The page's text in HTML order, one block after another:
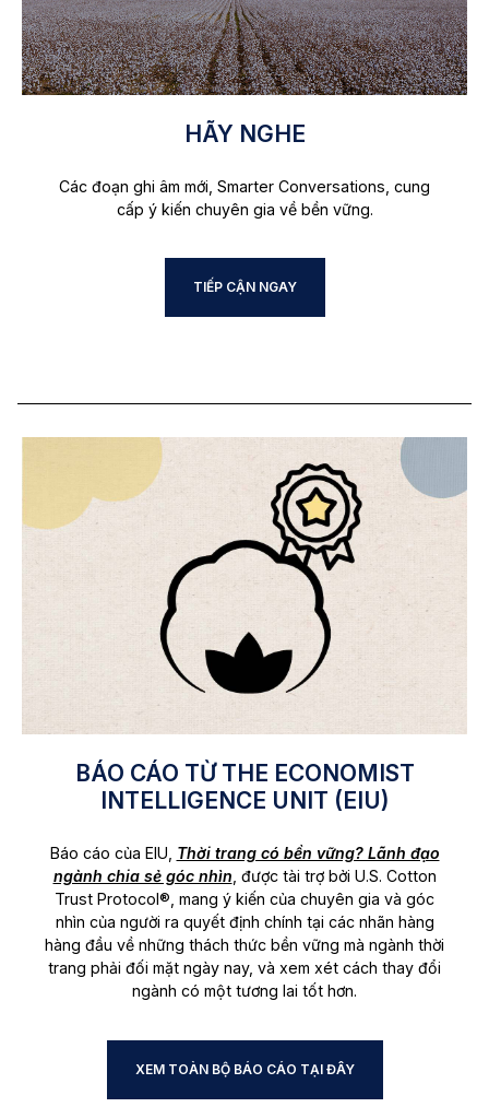
HÃY NGHE
Các đoạn ghi âm mới, Smarter Conversations, cung
cấp ý kiến chuyên gia về bền vững.
TIẾP CẬN NGAY
BÁO CÁO TỪ THE ECONOMIST
INTELLIGENCE UNIT (EIU)
Báo cáo của EIU, Thời trang có bền vững? Lãnh đạo
ngành chia sẻ góc nhìn , được tài trợ bởi U.S. Cotton
Trust Protocol®, mang ý kiến của chuyên gia và góc
nhìn của người ra quyết định chính tại các nhãn hàng
hàng đầu về những thách thức bền vững mà ngành thời
trang phải đối mặt ngày nay, và xem xét cách thay đổi
ngành có một tương lai tốt hơn.
XEM TOÀN BỘ BÁO CÁO TẠI ĐÂY